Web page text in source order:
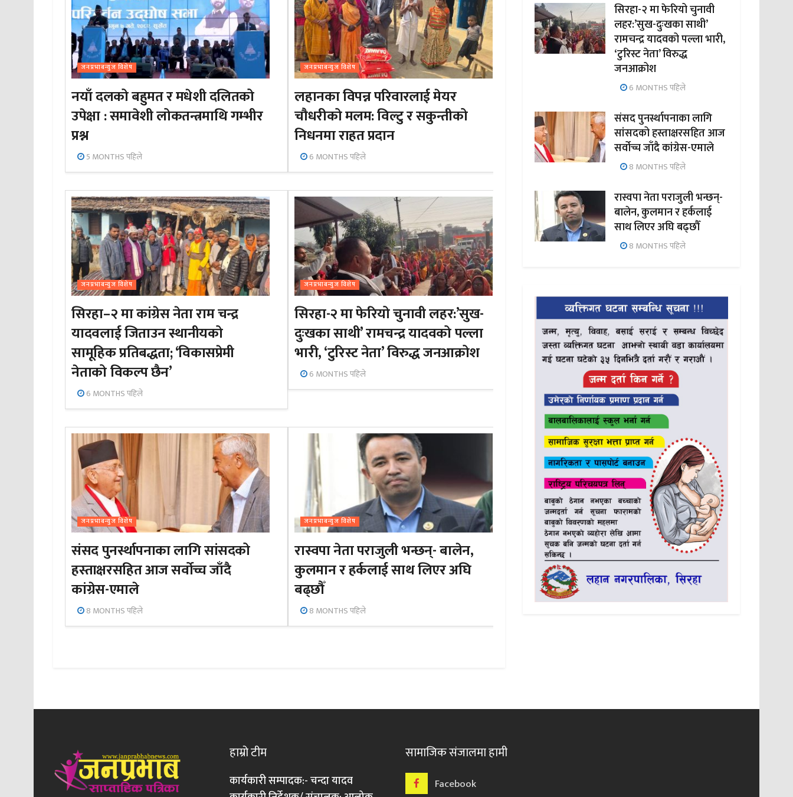
जनप्रभाबन्युज विशेष
नयाँ दलको बहुमत र मधेशी दलितको
उपेक्षा : समावेशी लोकतन्त्रमाथि गम्भीर
प्रश्न
5 MONTHS पहिले
जनप्रभाबन्युज विशेष
लहानका विपन्न परिवारलाई मेयर
चौधरीको मलम: विल्टु र सकुन्तीको
निधनमा राहत प्रदान
6 MONTHS पहिले
जनप्रभाबन्युज विशेष
सिरहा–२ मा कांग्रेस नेता राम चन्द्र
यादवलाई जिताउन स्थानीयको
सामूहिक प्रतिबद्धता; ‘विकासप्रेमी
नेताको विकल्प छैन’
6 MONTHS पहिले
जनप्रभाबन्युज विशेष
सिरहा-२ मा फेरियो चुनावी लहर:’सुख-
दुःखका साथी’ रामचन्द्र यादवको पल्ला
भारी, ‘टुरिस्ट नेता’ विरुद्ध जनआक्रोश
6 MONTHS पहिले
जनप्रभाबन्युज विशेष
संसद पुनर्स्थापनाका लागि सांसदको
हस्ताक्षरसहित आज सर्वोच्च जाँदै
कांग्रेस-एमाले
8 MONTHS पहिले
जनप्रभाबन्युज विशेष
रास्वपा नेता पराजुली भन्छन्- बालेन,
कुलमान र हर्कलाई साथ लिएर अघि
बढ्छौँ
8 MONTHS पहिले
सिरहा-२ मा फेरियो चुनावी
लहर:’सुख-दुःखका साथी’
रामचन्द्र यादवको पल्ला भारी,
‘टुरिस्ट नेता’ विरुद्ध
जनआक्रोश
6 MONTHS पहिले
संसद पुनर्स्थापनाका लागि
सांसदको हस्ताक्षरसहित आज
सर्वोच्च जाँदै कांग्रेस-एमाले
8 MONTHS पहिले
रास्वपा नेता पराजुली भन्छन्-
बालेन, कुलमान र हर्कलाई
साथ लिएर अघि बढ्छौँ
8 MONTHS पहिले
हाम्रो टीम
कार्यकारी सम्पादक:- चन्दा यादव
सामाजिक संजालमा हामी
Facebook